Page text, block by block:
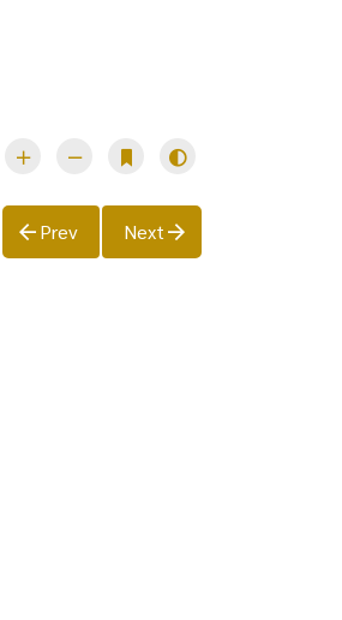
Prev Next